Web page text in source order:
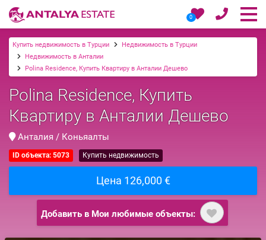
0
Купить недвижимость в Турции
Недвижимость в Турции
Недвижимость в Анталии
Polina Residence, Купить Квартиру в Анталии Дешево
Polina Residence, Купить
Квартиру в Анталии Дешево
Анталия / Коньяалты
ID объекта: 5073 Купить недвижимость
Цена 126,000 €
Добавить в Мои любимые объекты: